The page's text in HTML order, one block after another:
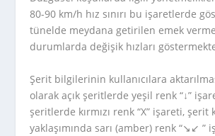
80-90 km/h hız sınırı bu işaretlerde
tünelde meydana getirilen emek
durumlarda değişik hızları
Şerit bilgilerinin kullanıcılara
olarak açık şeritlerde yeşil renk “↓”
şeritlerde kırmızı renk “X” işareti, şerit
yaklaşımında sarı (amber) renk “↘↙ ”